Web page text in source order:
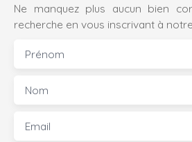
Ne manquez plus aucun bien
recherche en vous inscrivant à
Prénom
Nom
Email